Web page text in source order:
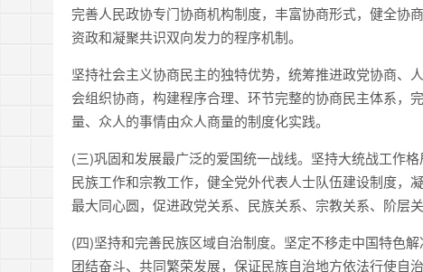
完善人民政协专门协商机构制度，丰富协商形式，健全协
资政和凝聚共识双向发力的程序机制。
坚持社会主义协商民主的独特优势，统筹推进政党协商、
会组织协商，构建程序合理、环节完整的协商民主体系，
量、众人的事情由众人商量的制度化实践。
(三)巩固和发展最广泛的爱国统一战线。坚持大统战工作
民族工作和宗教工作，健全党外代表人士队伍建设制度，
最大同心圆，促进政党关系、民族关系、宗教关系、阶层
(四)坚持和完善民族区域自治制度。坚定不移走中国特色
团结奋斗、共同繁荣发展，保证民族自治地方依法行使自